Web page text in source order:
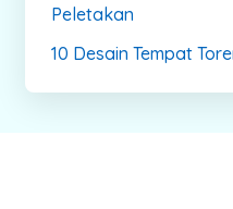
Peletakan
10 Desain Tempat